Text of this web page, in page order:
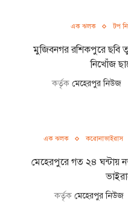
এক ঝলক টপ
মুজিবনগর রশিকপুরে ছবি
নিখোঁজ
কর্তৃক মেহেরপুর নিউজ
এক ঝলক করোনাভাইরাস
মেহেরপুরে গত ২৪ ঘন্টায়
কর্তৃক মেহেরপুর নিউজ